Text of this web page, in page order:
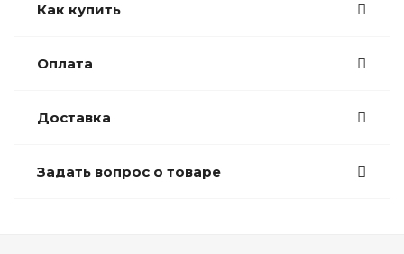
Как купить
Оплата
Доставка
Задать вопрос о товаре